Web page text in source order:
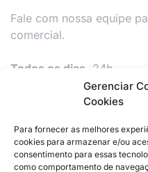
Gerenciar
Cookies
Para fornecer as melhores
cookies para armazenar e/ou
consentimento para essas
como comportamento de
Fale com nossa equipe
comercial.
Todos os dias, 24h.